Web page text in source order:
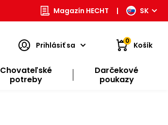
Magazín HECHT | SK
Prihlásiť sa 0 Košík
Chovateľské
potreby
Darčekové
poukazy